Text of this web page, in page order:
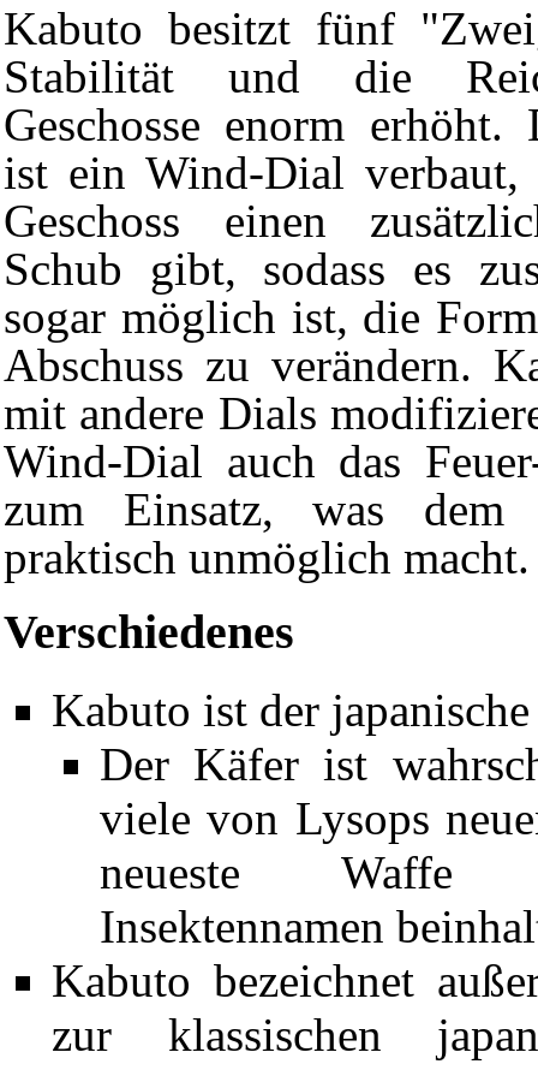
Kabuto besitzt fünf
Stabilität und die
Geschosse enorm erhöht.
ist einWind-Dial verbaut,
Geschoss einen
Schub gibt, sodass es
sogar möglich ist, die
Abschuss zu verändern.
mit andere Dials
Wind-Dial auch das
zum Einsatz, was dem
praktisch unmöglich macht.
Verschiedenes
Kabuto ist der
Der Käfer ist
viele von Lysops
neueste Waffe
Insektennamen
Kabuto bezeichnet
zur klassischen